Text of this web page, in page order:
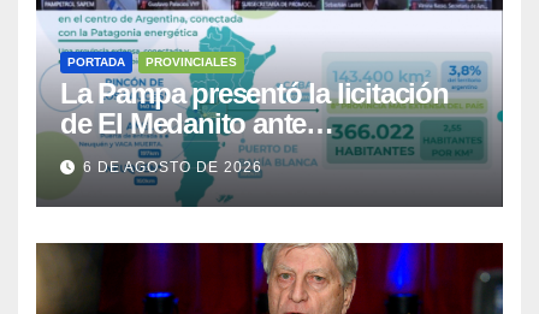
PORTADA PROVINCIALES
La Pampa presentó la licitación
de El Medanito ante
representaciones diplomáticas
6 DE AGOSTO DE 2026